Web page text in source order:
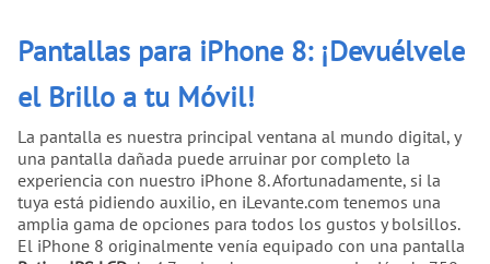
Pantallas para iPhone 8: ¡Devuélvele
el Brillo a tu Móvil!
La pantalla es nuestra principal ventana al mundo digital, y
una pantalla dañada puede arruinar por completo la
experiencia con nuestro iPhone 8. Afortunadamente, si la
tuya está pidiendo auxilio, en iLevante.com tenemos una
amplia gama de opciones para todos los gustos y bolsillos.
El iPhone 8 originalmente venía equipado con una pantalla